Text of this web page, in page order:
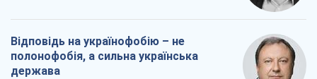
Відповідь на українофобію – не
полонофобія, а сильна українська
держава